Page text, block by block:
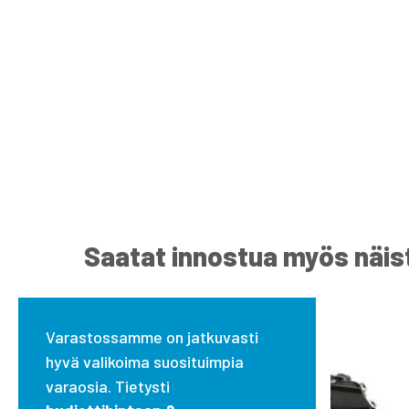
Saatat innostua myös
Varastossamme on jatkuvasti
hyvä valikoima suosituimpia
varaosia. Tietysti